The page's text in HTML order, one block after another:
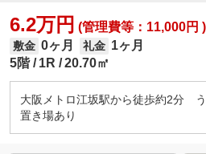
6.2万円 (管理費等：11,000円 )
敷金 0ヶ月 礼金 1ヶ月
5階
1R 20.70㎡
大阪メトロ江坂駅から徒歩約2分
置き場あり